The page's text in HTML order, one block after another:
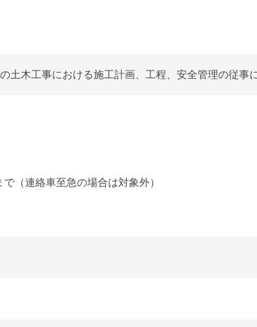
土木工事における施工計画、工程、安全管理の従事
（連絡車至急の場合は対象外）